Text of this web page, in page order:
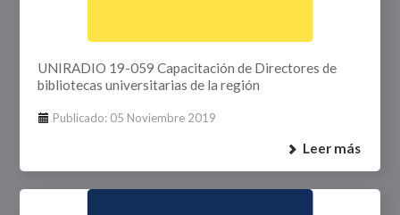
UNIRADIO 19-059 Capacitación de Directores de
bibliotecas universitarias de la región
Publicado: 05 Noviembre 2019
Leer más